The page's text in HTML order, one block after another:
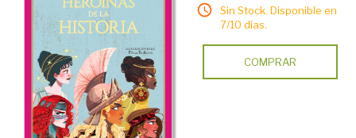
Sin Stock. Disponible en
7/10 días.
COMPRAR